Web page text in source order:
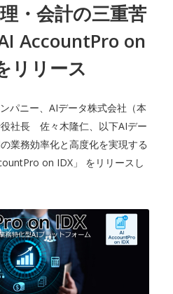
・会計の三重苦
AccountPro on
リリース
パニー、AIデータ株式会社（本
社長 佐々木隆仁、以下AIデー
業務効率化と高度化を実現する
on IDX」 をリリースし